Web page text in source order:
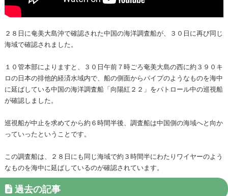
２８日に奄美大島沖で確認された中国の海洋調査船が、３０日に再び同じ
海域で確認されました。
１０管本部によりますと、３０日午前７時ごろ奄美大島の西に約３９０キ
ロの日本の排他的経済水域内で、船の側面からパイプのようなものを海中
に延ばしている中国の海洋調査船「向陽紅２２」をパトロール中の巡視船
が確認しました。
巡視船が中止を求めてから約６時間半後、調査船は中国側の海域へと向か
っていったということです。
この調査船は、２８日にも同じ海域で約３時間半にわたりワイヤーのよう
なものを海中に延ばしているのが確認されています。
過去の記事